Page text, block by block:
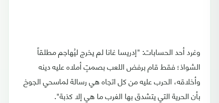
وغرد أحد الحسابات: "إدريسا غانا لم يخرج ليُهاجم مطلقاً
الشواذ؛ فقط قام برفض اللعب بصمتٍ أملاه عليه دينه
وأخلاقه، الحرب عليه من كل اتجاه هي رسالة لماسحي الجوخ
بأن الحرية التي يتشدق بها الغرب ما هي إلا كذبة".